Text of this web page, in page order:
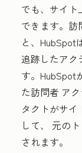
でも、サイト
できます。訪
と、HubSpot
追跡したアク
す。HubSpot
た訪問者 ア
タクトがサ
して、 元の
されます。